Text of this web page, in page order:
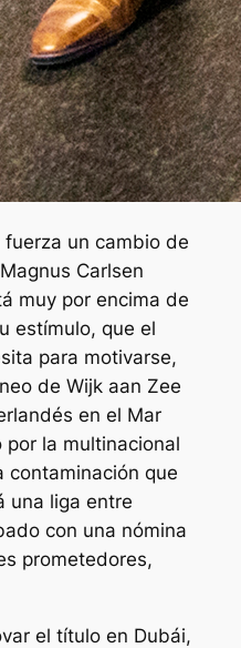
un cambio de
Carlsen
muy por encima de
estímulo, que el
para motivarse,
de Wijk aan Zee
en el Mar
la multinacional
contaminación que
una liga entre
con una nómina
prometedores,
el título en Dubái,